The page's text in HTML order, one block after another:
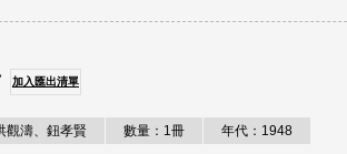
加入匯出清單
觀濤、鈕孝賢 數量：1冊 年代：1948